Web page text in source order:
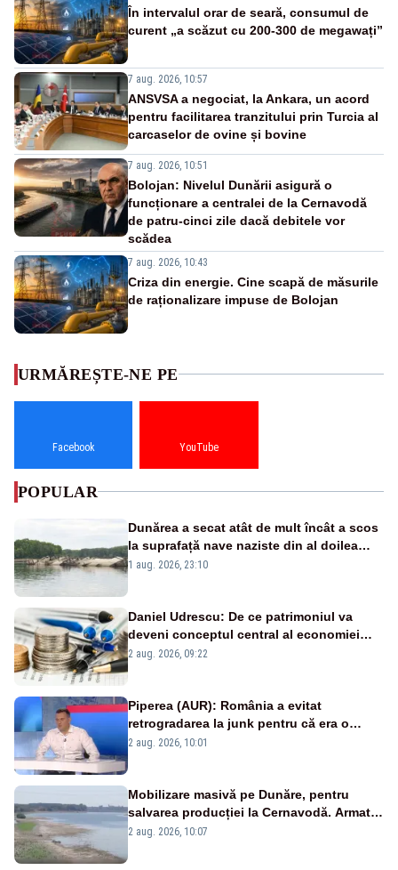
În intervalul orar de seară, consumul de
curent „a scăzut cu 200-300 de megawați”
7 aug. 2026, 10:57
ANSVSA a negociat, la Ankara, un acord
pentru facilitarea tranzitului prin Turcia al
carcaselor de ovine și bovine
7 aug. 2026, 10:51
Bolojan: Nivelul Dunării asigură o
funcționare a centralei de la Cernavodă
de patru-cinci zile dacă debitele vor
scădea
7 aug. 2026, 10:43
Criza din energie. Cine scapă de măsurile
de raționalizare impuse de Bolojan
URMĂREȘTE-NE PE
Facebook YouTube
POPULAR
Dunărea a secat atât de mult încât a scos
la suprafață nave naziste din al doilea
război mondial
1 aug. 2026, 23:10
Daniel Udrescu: De ce patrimoniul va
deveni conceptul central al economiei
viitoare?
2 aug. 2026, 09:22
Piperea (AUR): România a evitat
retrogradarea la junk pentru că era o
catastrofă pentru bănci și fondurile de
2 aug. 2026, 10:01
Mobilizare masivă pe Dunăre, pentru
salvarea producției la Cernavodă. Armata
va detona o stâncă și va devia apa
2 aug. 2026, 10:07